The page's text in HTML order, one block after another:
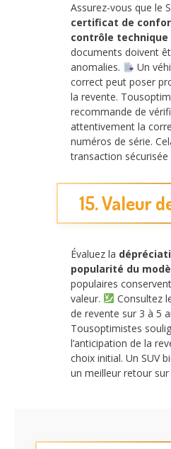
Assurez-vous que le
certificat de
contrôle technique
documents doivent
anomalies.
Un
correct peut poser
la revente.
recommande de
attentivement la
numéros de série.
transaction sécurisée
15. Valeur
Évaluez la
popularité du
populaires
valeur.
Consultez
de revente sur 3 à 5
Tousoptimistes
l’anticipation de la
choix initial. Un SUV
un meilleur retour